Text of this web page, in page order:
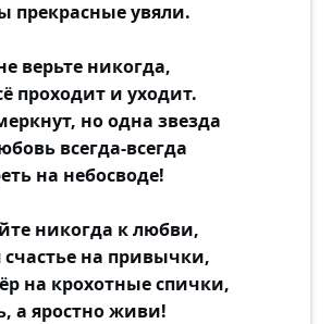
прекрасные увяли.
верьте никогда,
проходит и уходит.
но одна звезда
всегда-всегда
на небосводе!
никогда к любви,
на привычки,
на крохотные спички,
а яростно живи!